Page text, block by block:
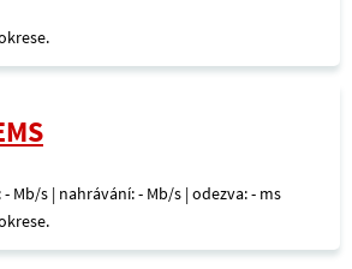
Mb/s | nahrávání: - Mb/s | odezva: - ms